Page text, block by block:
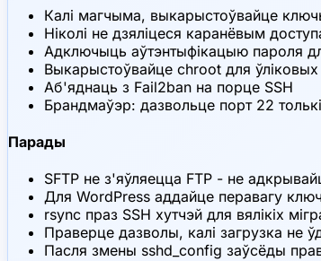
Калі магчыма, выкарыстоўвайце
Ніколі не дзяліцеся каранёвым
Адключыць аўтэнтыфікацыю пароля
Выкарыстоўвайце chroot для ўліковых
Аб'яднаць з Fail2ban на порце SSH
Брандмаўэр: дазвольце порт 22
Парады
SFTP не з'яўляецца FTP - не
Для WordPress аддайце перавагу
rsync праз SSH хутчэй для вялікіх
Праверце дазволы, калі загрузка не
Пасля змены sshd_config заўсёды